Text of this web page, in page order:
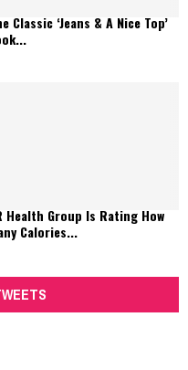
Classic ‘Jeans & A Nice Top’
Health Group Is Rating How
Calories...